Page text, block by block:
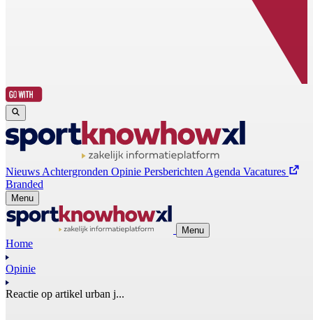
Nieuws Achtergronden Opinie Persberichten Agenda Vacatures
Branded
Menu
Menu
Home
Opinie
Reactie op artikel urban j...